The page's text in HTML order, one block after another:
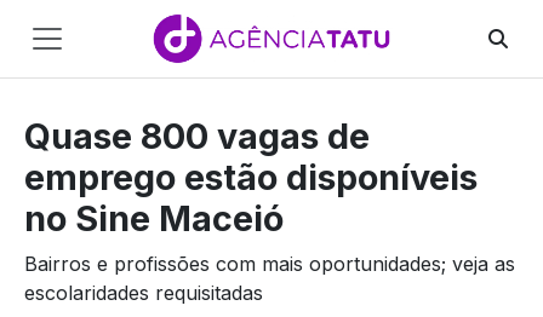
Pular para o conteúdo
Main
Navigation
Quase 800 vagas de
emprego estão disponíveis
no Sine Maceió
Bairros e profissões com mais oportunidades; veja as
escolaridades requisitadas